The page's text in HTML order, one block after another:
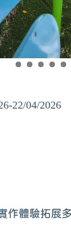
22/04/2026
體驗拓展